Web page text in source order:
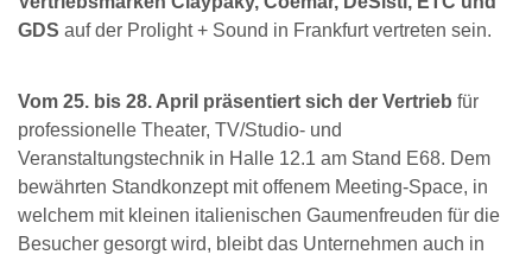
GDS auf der Prolight + Sound in Frankfurt vertreten sein.
Vom 25. bis 28. April präsentiert sich der Vertrieb für
professionelle Theater, TV/Studio- und
Veranstaltungstechnik in Halle 12.1 am Stand E68. Dem
bewährten Standkonzept mit offenem Meeting-Space, in
welchem mit kleinen italienischen Gaumenfreuden für die
Besucher gesorgt wird, bleibt das Unternehmen auch in